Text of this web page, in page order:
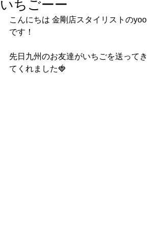
いちごーー
こんにちは 金剛店スタイリストのyoo
です！
先日九州のお友達がいちごを送ってき
てくれました🍓